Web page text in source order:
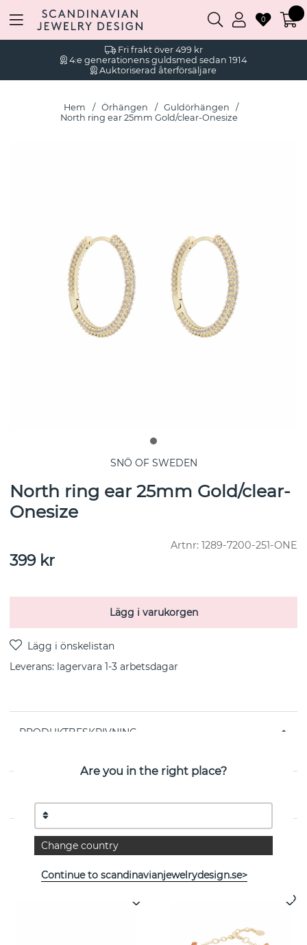
Fri frakt över 499 kr
4:e generationens guldsmed sedan 1914
Auktoriserad återförsäljare
0
Hem Örhängen
Guldörhängen
North ring ear 25mm Gold/clear-Onesize
SNÖ OF SWEDEN
North ring ear 25mm Gold/clear-
Onesize
Artnr: 1289-7200-251-ONE
399kr
Lägg i varukorgen
Leverans: lagervara 1-3 arbetsdagar
PRODUKTBESKRIVNING
Are you in the right place?
Change country
Continue to scandinavianjewelrydesign.se>